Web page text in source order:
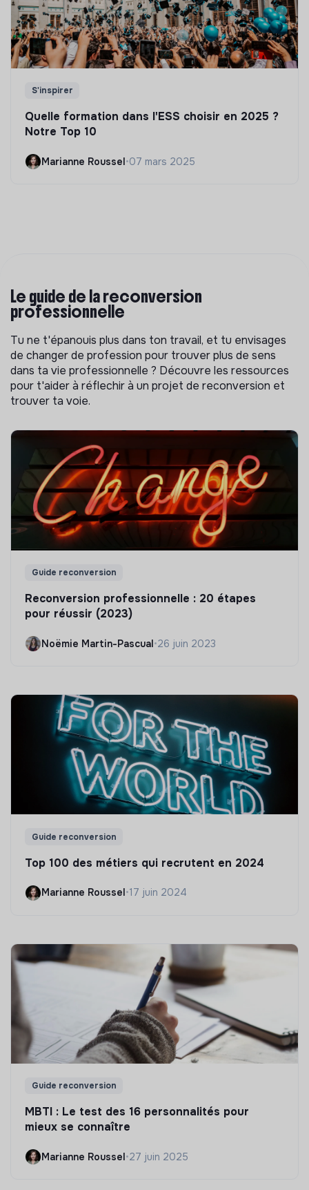
S'inspirer
Quelle formation dans l'ESS choisir en 2025 ?
Notre Top 10
Marianne Roussel•07 mars 2025
Le guide de la reconversion
professionnelle
Tu ne t'épanouis plus dans ton travail, et tu envisages
de changer de profession pour trouver plus de sens
dans ta vie professionnelle ? Découvre les ressources
pour t'aider à réflechir à un projet de reconversion et
trouver ta voie.
Guide reconversion
Reconversion professionnelle : 20 étapes
pour réussir (2023)
Noëmie Martin-Pascual•26 juin 2023
Guide reconversion
Top 100 des métiers qui recrutent en 2024
Marianne Roussel •17 juin 2024
Guide reconversion
MBTI : Le test des 16 personnalités pour
mieux se connaître
Marianne Roussel•27 juin 2025